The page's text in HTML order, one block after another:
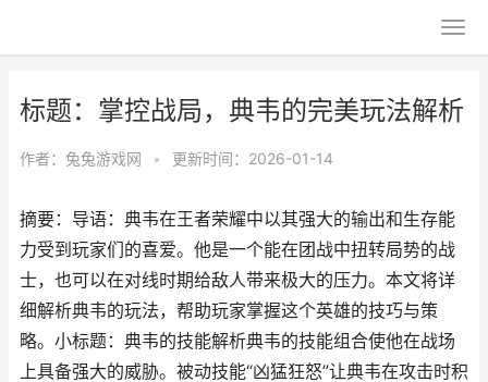
标题：掌控战局，典韦的完美玩法解析
作者： 兔兔游戏网 • 更新时间：2026-01-14
摘要：导语：典韦在王者荣耀中以其强大的输出和生存能
力受到玩家们的喜爱。他是一个能在团战中扭转局势的战
士，也可以在对线时期给敌人带来极大的压力。本文将详
细解析典韦的玩法，帮助玩家掌握这个英雄的技巧与策
略。小标题：典韦的技能解析典韦的技能组合使他在战场
上具备强大的威胁。被动技能“凶猛狂怒”让典韦在攻击时积